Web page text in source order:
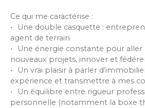
Ce qui me caractérise :
Une double casquette :
agent de terrain.
Une énergie constante pour aller
nouveaux projets, innover et
Un vrai plaisir à parler
expérience et transmettre à mes
Un équilibre entre rigueur
personnelle (notamment la boxe